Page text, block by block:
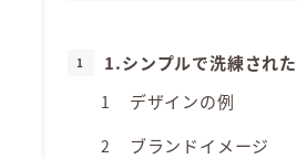
1.シンプルで洗練され
デザインの例
ブランドイメージ